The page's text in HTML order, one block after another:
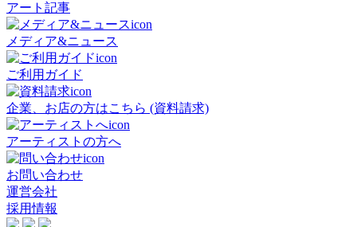
アート記事
メディア&ニュース
ご利用ガイド
企業、お店の方はこちら (資料請求)
アーティストの方へ
お問い合わせ
運営会社
採用情報